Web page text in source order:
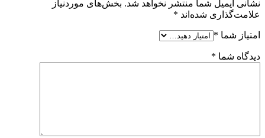
نشانی ایمیل شما منتشر نخواهد شد. بخش‌های موردنیاز
علامت‌گذاری شده‌اند *
امتیاز شما *
دیدگاه شما *